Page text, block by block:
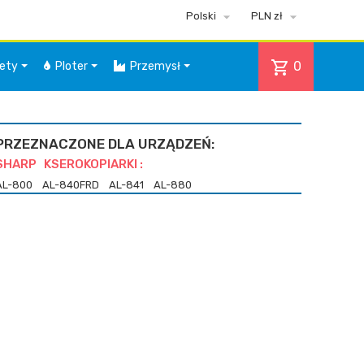
Polski  PLN zł 
shopping_cart 0
Ploter Przemysł
DLA URZĄDZEŃ:
KSEROKOPIARKI :
800 AL-840FRD AL-841 AL-880